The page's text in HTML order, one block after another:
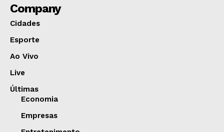
Company
Cidades
Esporte
Ao Vivo
Live
Últimas
Economia
Empresas